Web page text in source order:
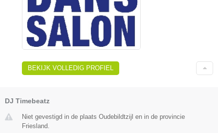
BEKIJK VOLLEDIG PROFIEL
DJ Timebeatz
Niet gevestigd in de plaats Oudebildtzijl en in de provincie
Friesland.